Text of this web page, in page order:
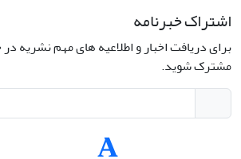
اشتراک خبرنامه
برای دریافت اخبار و اطلاعیه های مهم نشریه
مشترک شوید.